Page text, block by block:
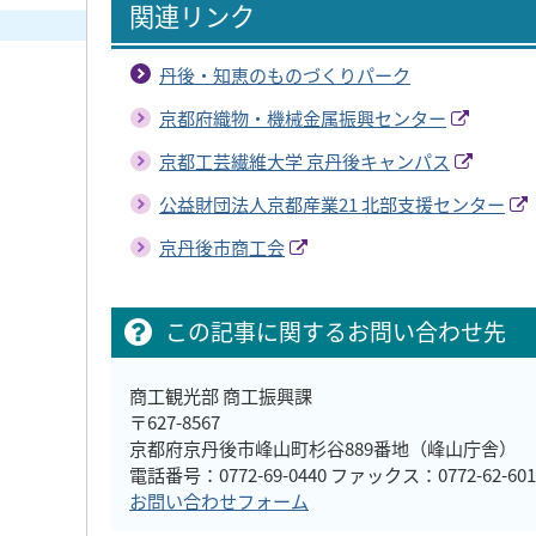
関連リンク
丹後・知恵のものづくりパーク
京都府織物・機械金属振興センター
京都工芸繊維大学 京丹後キャンパス
公益財団法人京都産業21 北部支援センター
京丹後市商工会
この記事に関するお問い合わせ先
商工観光部 商工振興課
〒627-8567
京都府京丹後市峰山町杉谷889番地（峰山庁舎）
電話番号：0772-69-0440 ファックス：0772-62-
お問い合わせフォーム